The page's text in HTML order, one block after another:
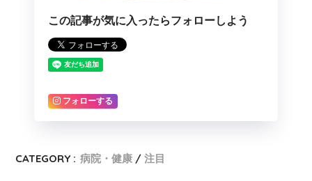
この記事が気に入ったらフォローしよう
フォローする
CATEGORY : 病院・健康 注目